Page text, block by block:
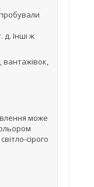
д. Інші ж
вантажівок,
може
сірого